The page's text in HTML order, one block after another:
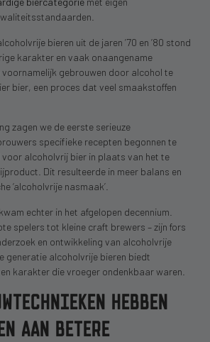
bieren uit de jaren ’70 en ’80 stond
karakter en vaak onaangename
gebrouwen door alcohol te
bier, een proces dat veel smaakstoffen
zagen we de eerste serieuze
specifieke recepten begonnen te
alcoholvrij bier in plaats van het te
Dit resulteerde in meer balans en
‘alcoholvrije nasmaak’.
echter in het afgelopen decennium.
spelers tot kleine craft brewers – zijn fors
en ontwikkeling van alcoholvrije
generatie alcoholvrije bieren biedt
karakter die vroeger ondenkbaar waren.
HEBBEN
AAN BETERE